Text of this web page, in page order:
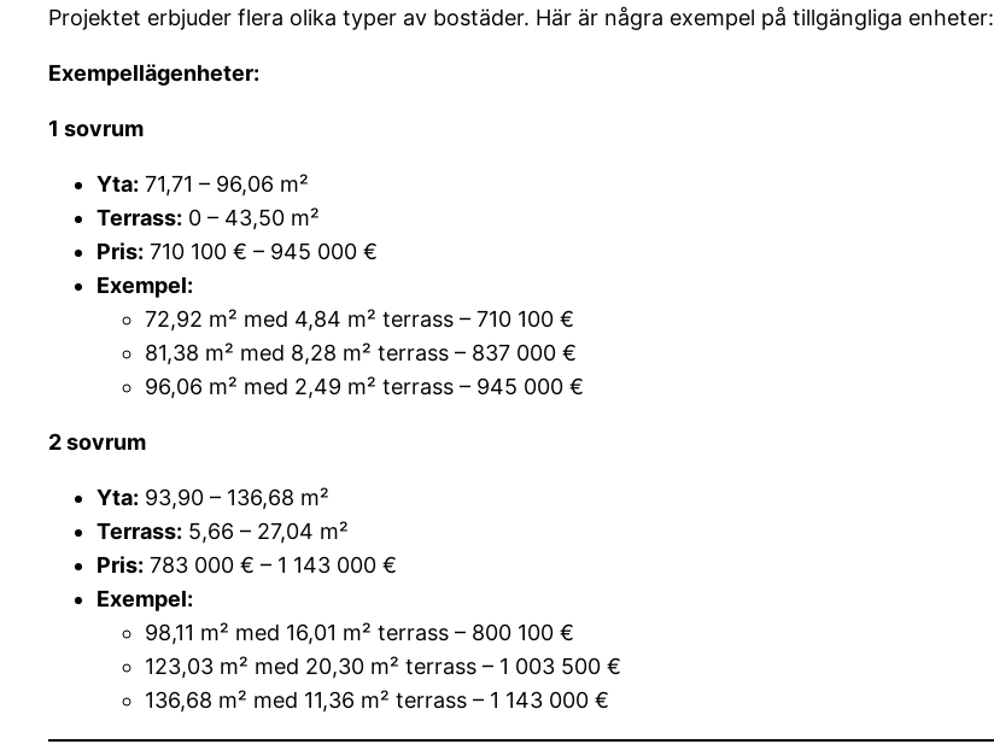
Projektet erbjuder flera olika typer av bostäder. Här är några exempel på tillgängliga enheter:
Exempellägenheter:
1 sovrum
Yta: 71,71 – 96,06 m²
Terrass: 0 – 43,50 m²
Pris: 710 100 € – 945 000 €
Exempel:
72,92 m² med 4,84 m² terrass – 710 100 €
81,38 m² med 8,28 m² terrass – 837 000 €
96,06 m² med 2,49 m² terrass – 945 000 €
2 sovrum
Yta: 93,90 – 136,68 m²
Terrass: 5,66 – 27,04 m²
Pris: 783 000 € – 1 143 000 €
Exempel:
98,11 m² med 16,01 m² terrass – 800 100 €
123,03 m² med 20,30 m² terrass – 1 003 500 €
136,68 m² med 11,36 m² terrass – 1 143 000 €